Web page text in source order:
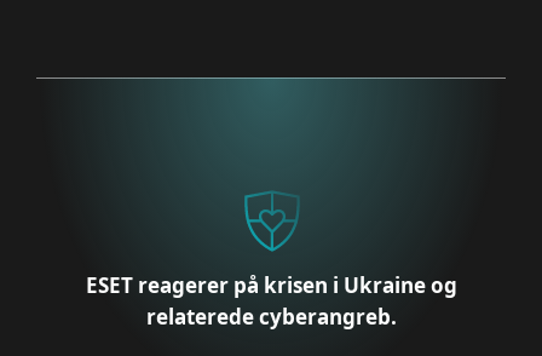
ESET reagerer på krisen i Ukraine og
relaterede cyberangreb.